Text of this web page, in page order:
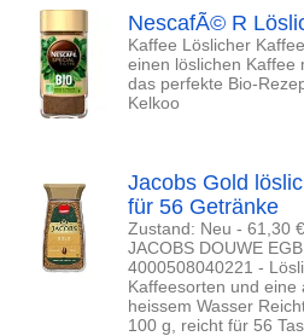
NescafÃ© R
Kaffee Löslicher
einen löslichen Kaffee
das perfekte Bio-
Kelkoo
Jacobs Gold
für 56 Getränke
Zustand: Neu - 61,30
JACOBS DOUWE
4000508040221 -
Kaffeesorten und
heissem Wasser
100 g, reicht für 56